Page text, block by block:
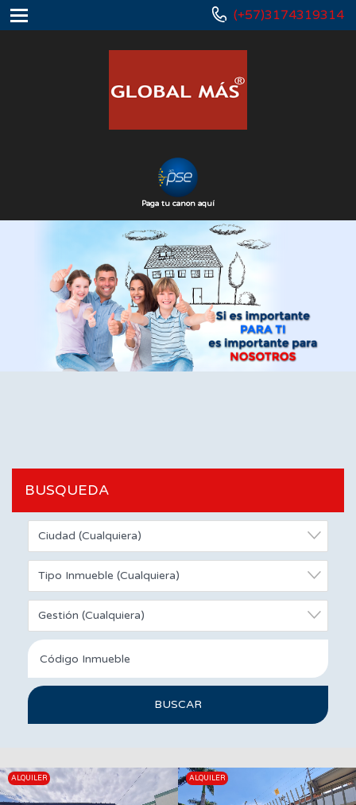
(+57)3174319314
Paga tu canon aquí
BUSQUEDA
Ciudad (Cualquiera)
Tipo Inmueble (Cualquiera)
Gestión (Cualquiera)
ALQUILER ALQUILER